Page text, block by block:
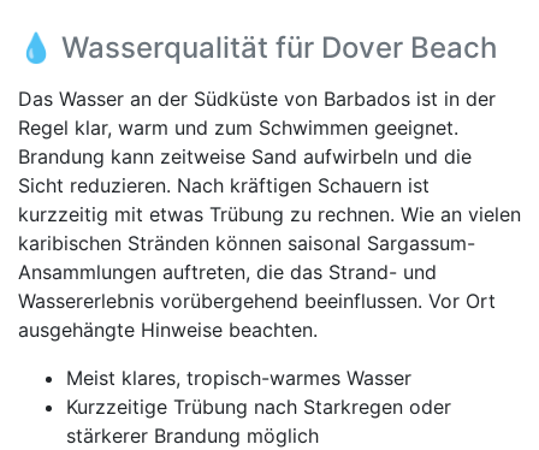
💧 Wasserqualität für Dover Beach
Das Wasser an der Südküste von Barbados ist in der
Regel klar, warm und zum Schwimmen geeignet.
Brandung kann zeitweise Sand aufwirbeln und die
Sicht reduzieren. Nach kräftigen Schauern ist
kurzzeitig mit etwas Trübung zu rechnen. Wie an vielen
karibischen Stränden können saisonal Sargassum-
Ansammlungen auftreten, die das Strand- und
Wassererlebnis vorübergehend beeinflussen. Vor Ort
ausgehängte Hinweise beachten.
Meist klares, tropisch-warmes Wasser
Kurzzeitige Trübung nach Starkregen oder
stärkerer Brandung möglich